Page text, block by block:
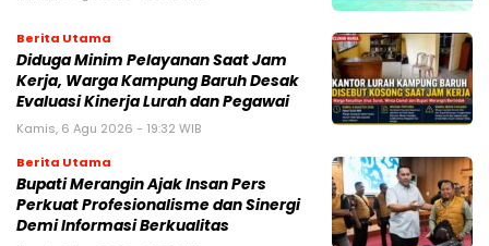
Berita Utama
Diduga Minim Pelayanan Saat Jam
Kerja, Warga Kampung Baruh Desak
Evaluasi Kinerja Lurah dan Pegawai
Kamis, 6 Agu 2026 - 19:32 WIB
Berita Utama
Bupati Merangin Ajak Insan Pers
Perkuat Profesionalisme dan Sinergi
Demi Informasi Berkualitas